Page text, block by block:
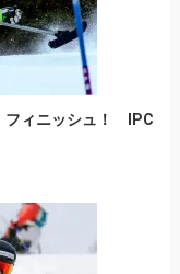
フィニッシュ！ IPC